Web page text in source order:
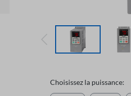
Choisissez la puissance: